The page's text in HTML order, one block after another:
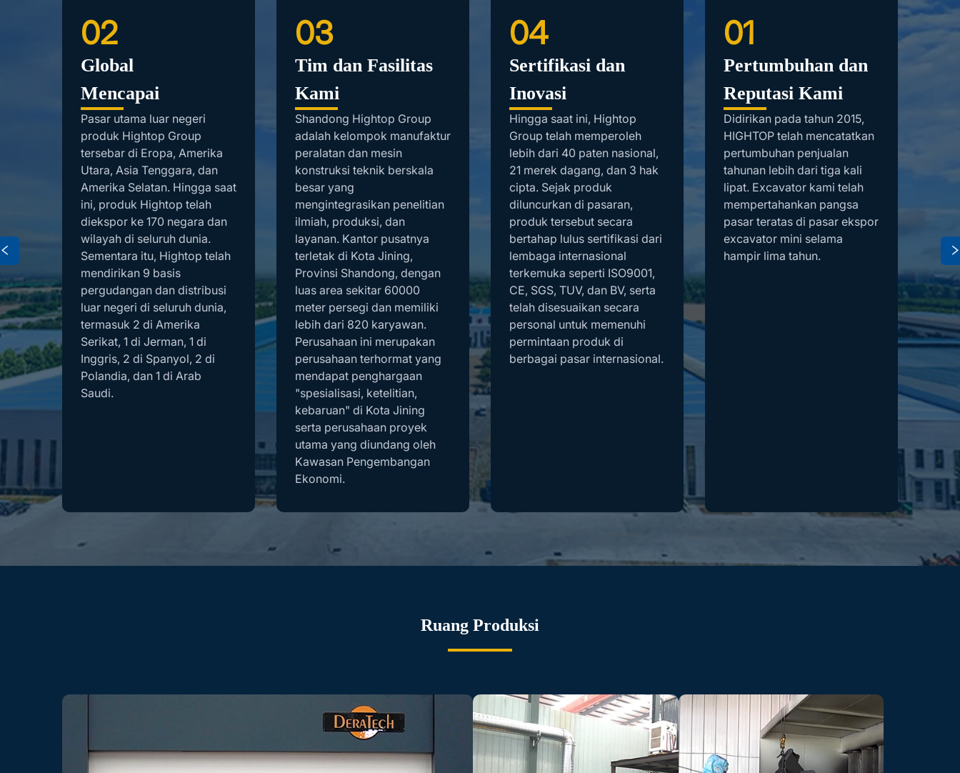
02
Global
Mencapai
Pasar utama luar negeri
produk Hightop Group
tersebar di Eropa, Amerika
Utara, Asia Tenggara, dan
Amerika Selatan. Hingga saat
ini, produk Hightop telah
diekspor ke 170 negara dan
wilayah di seluruh dunia.
Sementara itu, Hightop telah
mendirikan 9 basis
pergudangan dan distribusi
luar negeri di seluruh dunia,
termasuk 2 di Amerika
Serikat, 1 di Jerman, 1 di
Inggris, 2 di Spanyol, 2 di
Polandia, dan 1 di Arab
Saudi.
03
Tim dan Fasilitas
Kami
Shandong Hightop Group
adalah kelompok manufaktur
peralatan dan mesin
konstruksi teknik berskala
besar yang
mengintegrasikan penelitian
ilmiah, produksi, dan
layanan. Kantor pusatnya
terletak di Kota Jining,
Provinsi Shandong, dengan
luas area sekitar 60000
meter persegi dan memiliki
lebih dari 820 karyawan.
Perusahaan ini merupakan
perusahaan terhormat yang
mendapat penghargaan
"spesialisasi, ketelitian,
kebaruan" di Kota Jining
serta perusahaan proyek
utama yang diundang oleh
Kawasan Pengembangan
Ekonomi.
04
Sertifikasi dan
Inovasi
Hingga saat ini, Hightop
Group telah memperoleh
lebih dari 40 paten nasional,
21 merek dagang, dan 3 hak
cipta. Sejak produk
diluncurkan di pasaran,
produk tersebut secara
bertahap lulus sertifikasi dari
lembaga internasional
terkemuka seperti ISO9001,
CE, SGS, TUV, dan BV, serta
telah disesuaikan secara
personal untuk memenuhi
permintaan produk di
berbagai pasar internasional.
01
Pertumbuhan dan
Reputasi Kami
Didirikan pada tahun 2015,
HIGHTOP telah mencatatkan
pertumbuhan penjualan
tahunan lebih dari tiga kali
lipat. Excavator kami telah
mempertahankan pangsa
pasar teratas di pasar ekspor
excavator mini selama
hampir lima tahun.
Ruang Produksi